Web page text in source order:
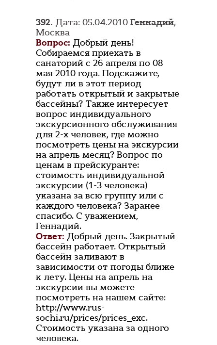
392. Дата: 05.04.2010 Геннадий,
Москва
Вопрос: Добрый день!
Собираемся приехать в
санаторий с 26 апреля по 08
мая 2010 года. Подскажите,
будут ли в этот период
работать открытый и закрытые
бассейны? Также интересует
вопрос индивидуального
экскурсионного обслуживания
для 2-х человек, где можно
посмотреть цены на экскурсии
на апрель месяц? Вопрос по
ценам в прейскуранте:
стоимость индивидуальной
экскурсии (1-3 человека)
указана за всю группу или с
каждого человека? Заранее
спасибо. С уважением,
Геннадий.
Ответ: Добрый день. Закрытый
бассейн работает. Открытый
бассейн заливают в
зависимости от погоды ближе
к лету. Цены на апрель на
экскурсии вы можете
посмотреть на нашем сайте:
http://www.rus-
sochi.ru/prices/prices_exc.
Стоимость указана за одного
человека.